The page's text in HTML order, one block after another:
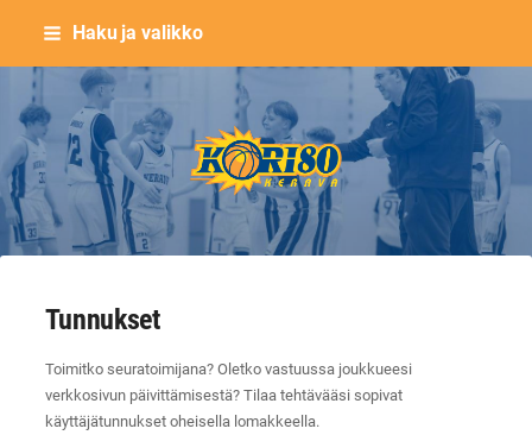
Siirry
sisältöön
Haku ja valikko
Keravan Kori-80 ry
Tunnukset
Toimitko seuratoimijana? Oletko vastuussa joukkueesi
verkkosivun päivittämisestä? Tilaa tehtävääsi sopivat
käyttäjätunnukset oheisella lomakkeella.